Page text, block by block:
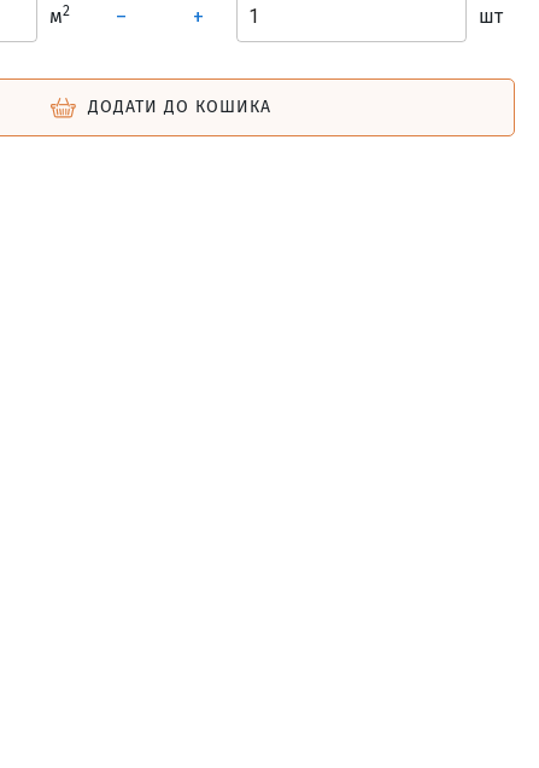
м2 – + шт
ДОДАТИ ДО КОШИКА